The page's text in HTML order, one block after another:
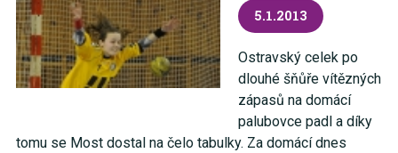
5.1.2013
Ostravský celek po
dlouhé šňůře vítězných
zápasů na domácí
palubovce padl a díky
tomu se Most dostal na čelo tabulky. Za domácí dnes